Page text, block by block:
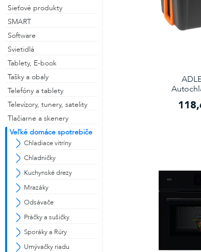
Sieťové produkty
SMART
Software
Svietidlá
Tablety, E-book
Tašky a obaly
Telefóny a tablety
Televízory, tunery, satelity
Tlačiarne a skenery
Veľké domáce spotrebiče
Chladiace vitríny
Chladničky
Kuchynské drezy
Mrazáky
Odsávače
Práčky a sušičky
Sporáky a Rúry
Umývačky riadu